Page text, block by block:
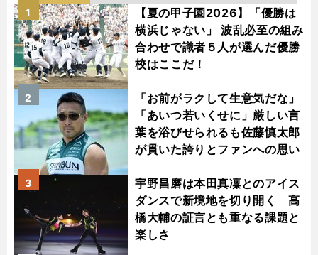
【夏の甲子園2026】「優勝は
横浜じゃない」 波乱必至の組み
合わせで識者５人が選んだ優勝
校はここだ！
1
「お前がラクして生意気だな」
「あいつ若いくせに」厳しい言
葉を浴びせられるも佐藤慎太郎
が貫いた誇りとファンへの思い
2
宇野昌磨は本田真凜とのアイス
ダンスで新境地を切り開く 高
橋大輔の証言とも重なる課題と
楽しさ
3